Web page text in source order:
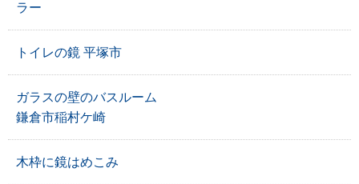
ラー
トイレの鏡 平塚市
ガラスの壁のバスルーム
鎌倉市稲村ケ崎
木枠に鏡はめこみ